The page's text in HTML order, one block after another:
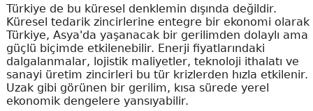
Türkiye de bu küresel denklemin dışında değildir.
Küresel tedarik zincirlerine entegre bir ekonomi olarak
Türkiye, Asya'da yaşanacak bir gerilimden dolaylı ama
güçlü biçimde etkilenebilir. Enerji fiyatlarındaki
dalgalanmalar, lojistik maliyetler, teknoloji ithalatı ve
sanayi üretim zincirleri bu tür krizlerden hızla etkilenir.
Uzak gibi görünen bir gerilim, kısa sürede yerel
ekonomik dengelere yansıyabilir.